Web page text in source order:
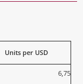
Units per USD
6,75